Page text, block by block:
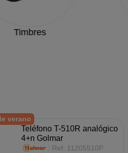
Timbres
verano
Teléfono T-510R analógico
4+n Golmar
Ref: 11205510P